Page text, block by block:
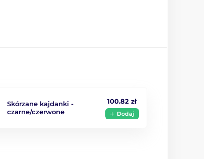
Skórzane kajdanki -
czarne/czerwone
100.82 zł
Dodaj